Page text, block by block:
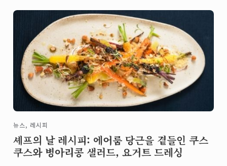
뉴스, 레시피
셰프의 날 레시피: 에어룸 당근을 곁들인 쿠스
쿠스와 병아리콩 샐러드, 요거트 드레싱